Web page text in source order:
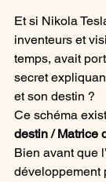
Et si Nikola
inventeurs et
temps, avait
secret
et son destin ?
Ce schéma
destin / Matrice
Bien avant que
développement